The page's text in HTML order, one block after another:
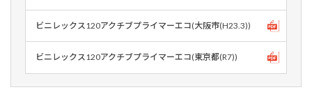
ビニレックス120アクチブプライマーエコ(大阪市(H23.3))
ビニレックス120アクチブプライマーエコ(東京都(R7))